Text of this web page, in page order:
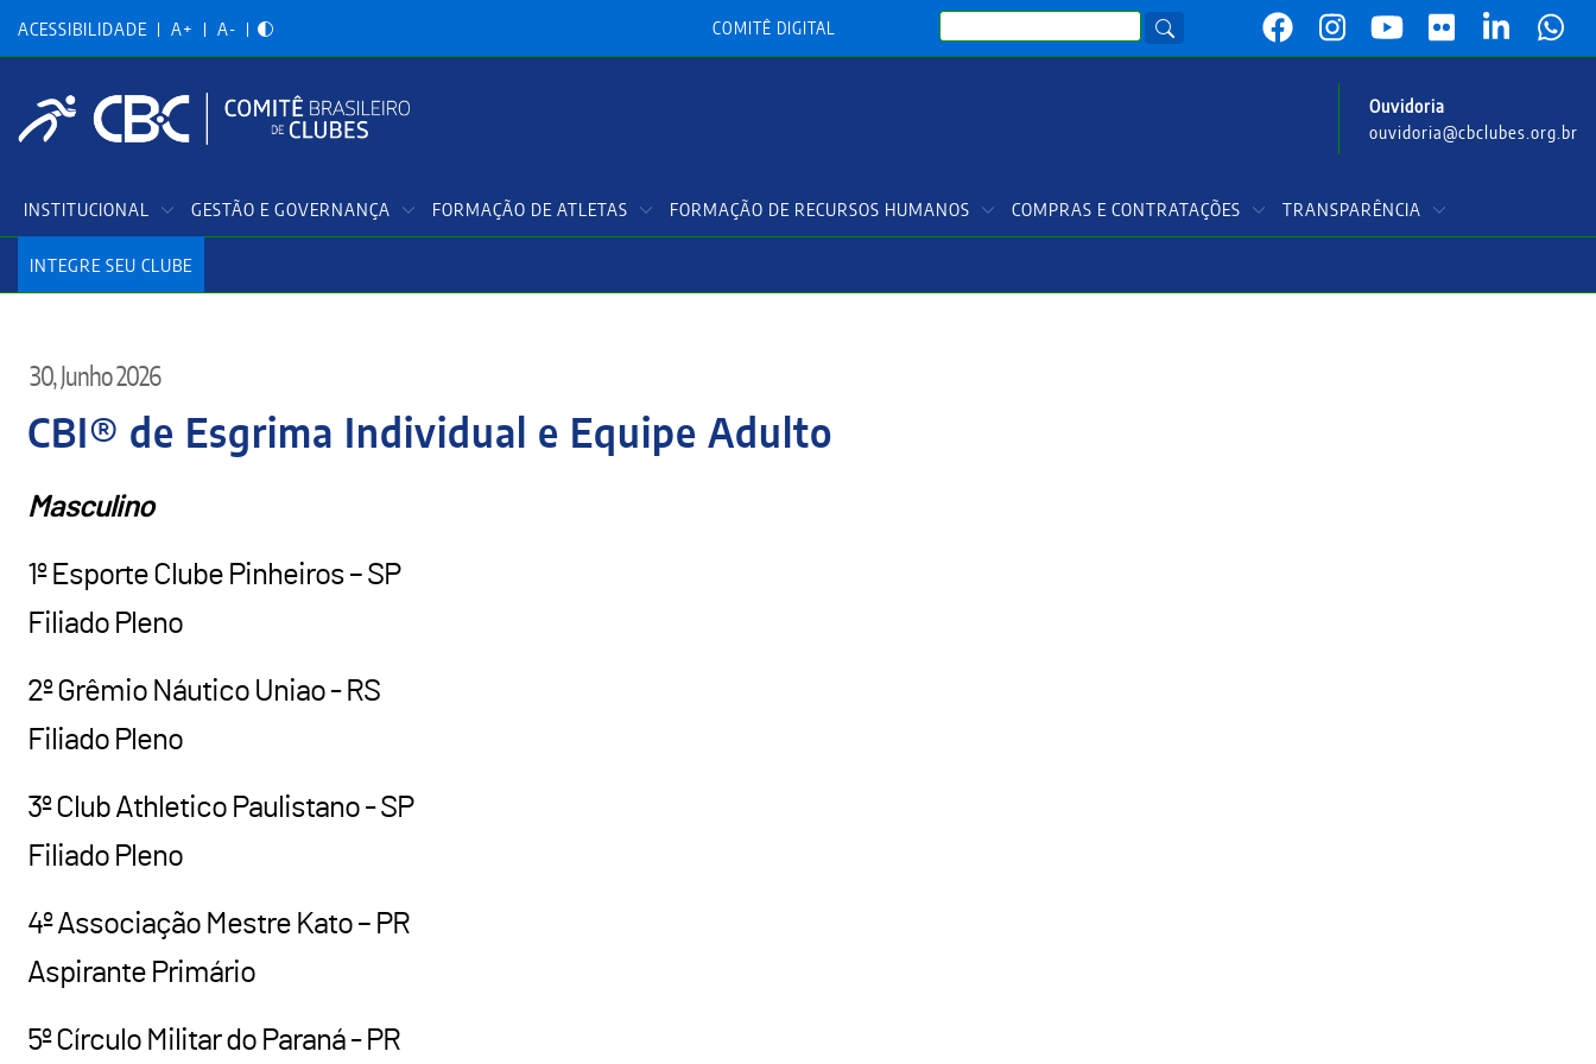
para
conteúdo
ACESSIBILIDADE A+ A- COMITÊ DIGITAL
Search
Ouvidoria
ouvidoria@cbclubes.org.br
Principal
INSTITUCIONAL GESTÃO E GOVERNANÇA FORMAÇÃO DE ATLETAS FORMAÇÃO DE RECURSOS HUMANOS COMPRAS E CONTRATAÇÕES TRANSPARÊNCIA
INTEGRE SEU CLUBE
CBI® de Esgrima Individual e Equipe Adulto
30, Junho 2026
Masculino
1º Esporte Clube Pinheiros – SP
Filiado Pleno
2º Grêmio Náutico Uniao - RS
Filiado Pleno
3º Club Athletico Paulistano - SP
Filiado Pleno
4º Associação Mestre Kato – PR
Aspirante Primário
5º Círculo Militar do Paraná - PR